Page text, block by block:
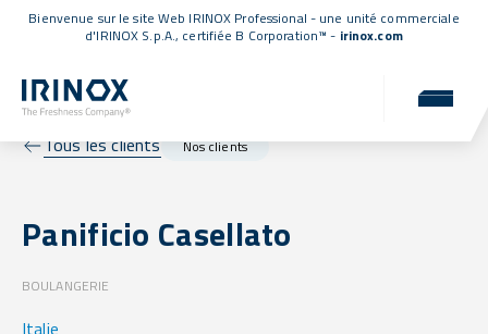
Bienvenue sur le site Web IRINOX Professional - une unité commerciale
d'IRINOX S.p.A., certifiée B Corporation™ - irinox.com
Tous les clients Nos clients
Panificio Casellato
BOULANGERIE
Italie